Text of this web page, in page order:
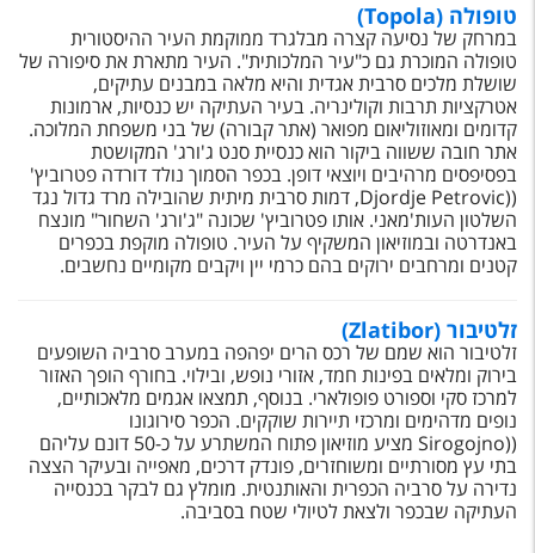
קרוז
מגזין אשת
שירות לקוחות
טופס צור קשר
תקנון
עקבו אחרינו
טופולה (Topola)
במרחק של נסיעה קצרה מבלגרד ממוקמת העיר ההיסטורית
טופולה המוכרת גם כ"עיר המלכותית". העיר מתארת את סיפורה של
שושלת מלכים סרבית אגדית והיא מלאה במבנים עתיקים,
אטרקציות תרבות וקולינריה. בעיר העתיקה יש כנסיות, ארמונות
קדומים ומאוזוליאום מפואר (אתר קבורה) של בני משפחת המלוכה.
אתר חובה ששווה ביקור הוא כנסיית סנט ג'ורג' המקושטת
בפסיפסים מרהיבים ויוצאי דופן. בכפר הסמוך נולד דורדה פטרוביץ'
((Djordje Petrovic, דמות סרבית מיתית שהובילה מרד גדול נגד
השלטון העות'מאני. אותו פטרוביץ' שכונה "ג'ורג' השחור" מונצח
באנדרטה ובמוזיאון המשקיף על העיר. טופולה מוקפת בכפרים
קטנים ומרחבים ירוקים בהם כרמי יין ויקבים מקומיים נחשבים.
זלטיבור (Zlatibor)
זלטיבור הוא שמם של רכס הרים יפהפה במערב סרביה השופעים
בירוק ומלאים בפינות חמד, אזורי נופש, ובילוי. בחורף הופך האזור
למרכז סקי וספורט פופולארי. בנוסף, תמצאו אגמים מלאכותיים,
נופים מדהימים ומרכזי תיירות שוקקים. הכפר סירוגונו
((Sirogojno מציע מוזיאון פתוח המשתרע על כ-50 דונם עליהם
בתי עץ מסורתיים ומשוחזרים, פונדק דרכים, מאפייה ובעיקר הצצה
נדירה על סרביה הכפרית והאותנטית. מומלץ גם לבקר בכנסייה
העתיקה שבכפר ולצאת לטיולי שטח בסביבה.